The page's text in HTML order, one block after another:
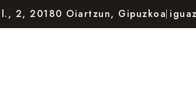
2, 20180 Oiartzun, Gipuzkoa